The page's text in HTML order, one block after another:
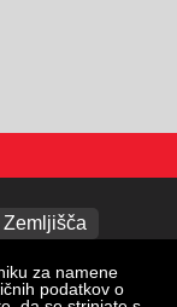
Zemljišča
Garaže
za namene
podatkov o